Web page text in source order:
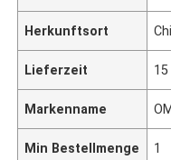
Herkunftsort
Lieferzeit
Markenname
Min Bestellmenge 1